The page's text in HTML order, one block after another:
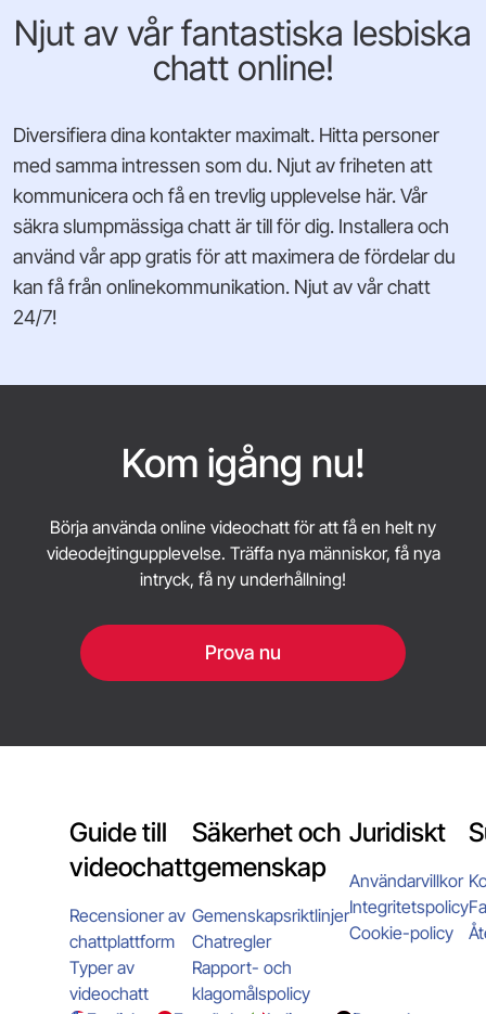
Njut av vår fantastiska lesbiska
chatt online!
Diversifiera dina kontakter maximalt. Hitta personer
med samma intressen som du. Njut av friheten att
kommunicera och få en trevlig upplevelse här. Vår
säkra slumpmässiga chatt är till för dig. Installera och
använd vår app gratis för att maximera de fördelar du
kan få från onlinekommunikation. Njut av vår chatt
24/7!
Kom igång nu!
Börja använda online videochatt för att få en helt ny
videodejtingupplevelse. Träffa nya människor, få nya
intryck, få ny underhållning!
Prova nu
Guide till
videochatt
Recensioner av
chattplattform
Typer av
videochatt
Säkerhet och
gemenskap
Gemenskapsriktlinjer
Chatregler
Rapport- och
klagomålspolicy
Juridiskt
Användarvillkor
Integritetspolicy
Cookie-policy